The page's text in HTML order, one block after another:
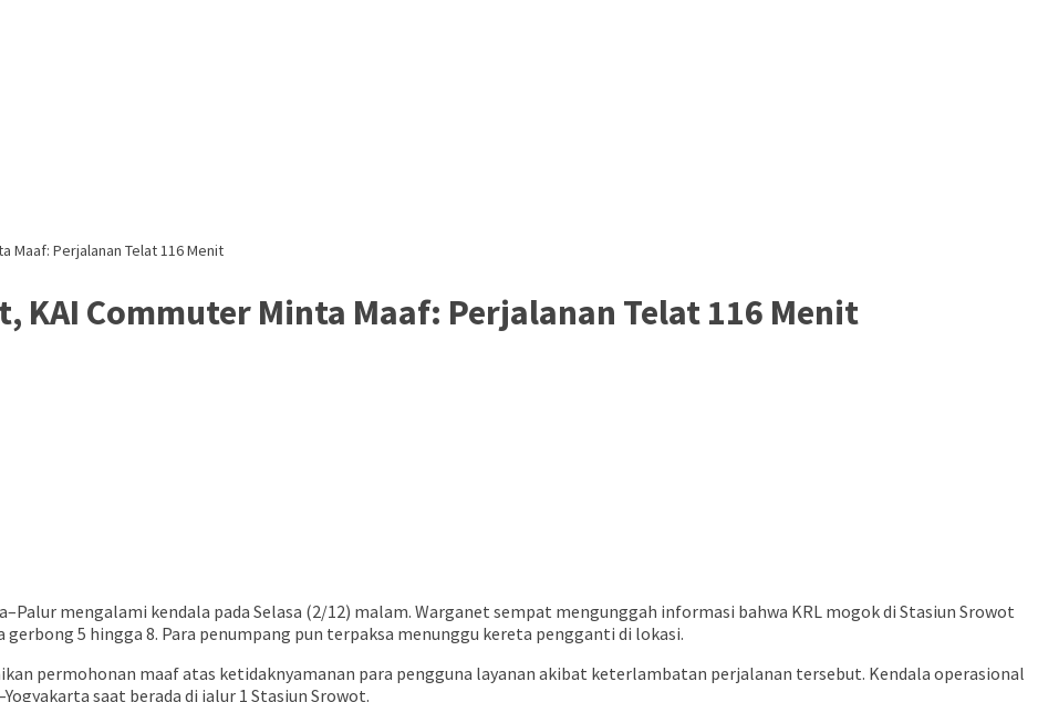
Maaf: Perjalanan Telat 116 Menit
KAI Commuter Minta Maaf: Perjalanan Telat 116 Menit
mengalami kendala pada Selasa (2/12) malam. Warganet sempat mengunggah informasi bahwa KRL mogok di Stasiun Srowot
5 hingga 8. Para penumpang pun terpaksa menunggu kereta pengganti di lokasi.
permohonan maaf atas ketidaknyamanan para pengguna layanan akibat keterlambatan perjalanan tersebut. Kendala operasional
saat berada di jalur 1 Stasiun Srowot.